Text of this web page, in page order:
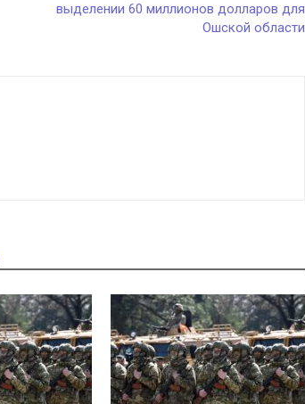
выделении 60 миллионов долларов для
Ошской области